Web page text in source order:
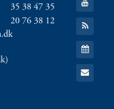
35 38 47 35
20 76 38 12
til:
YouTube
Gå
til:
RSS
feed
Gå
til:
Kalender
Gå
til: